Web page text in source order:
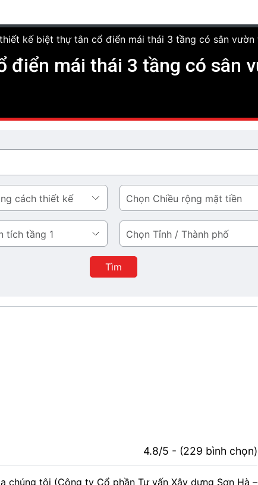
kế biệt thự tân cổ điển mái thái 3 tầng có sân vườn
mái thái 3 tầng có sân
Chiều
rộng
mặt
tiền
Tỉnh
/
Thành
phố
Tìm
4.8/5 - (229 bình chọn)
chúng tôi (Công ty Cổ phần Tư vấn Xây dựng Sơn Hà –